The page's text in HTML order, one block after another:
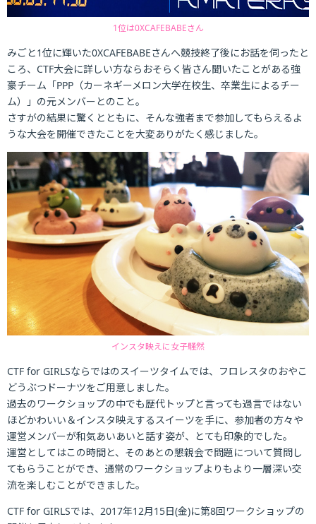
1位は0XCAFEBABEさん
みごと1位に輝いた0XCAFEBABEさんへ競技終了後にお話を伺ったと
ころ、CTF大会に詳しい方ならおそらく皆さん聞いたことがある強
豪チーム「PPP（カーネギーメロン大学在校生、卒業生によるチー
ム）」の元メンバーとのこと。
さすがの結果に驚くとともに、そんな強者まで参加してもらえるよ
うな大会を開催できたことを大変ありがたく感じました。
インスタ映えに女子騒然
CTF for GIRLSならではのスイーツタイムでは、フロレスタのおやこ
どうぶつドーナツをご用意しました。
過去のワークショップの中でも歴代トップと言っても過言ではない
ほどかわいい＆インスタ映えするスイーツを手に、参加者の方々や
運営メンバーが和気あいあいと話す姿が、とても印象的でした。
運営としてはこの時間と、そのあとの懇親会で問題について質問し
てもらうことができ、通常のワークショップよりもより一層深い交
流を楽しむことができました。
CTF for GIRLSでは、2017年12月15日(金)に第8回ワークショップの